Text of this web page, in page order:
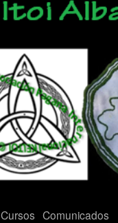
Cursos Comunicados